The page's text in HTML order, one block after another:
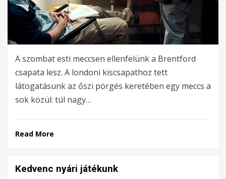
A szombat esti meccsen ellenfelünk a Brentford
csapata lesz. A londoni kiscsapathoz tett
látogatásunk az őszi pörgés keretében egy meccs a
sok közül: túl nagy…
Read More
Kedvenc nyári játékunk